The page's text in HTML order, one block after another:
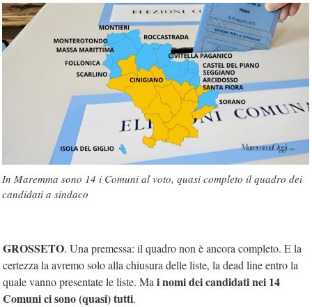
In Maremma sono 14 i Comuni al voto, quasi completo il quadro dei
candidati a sindaco
GROSSETO. Una premessa: il quadro non è ancora completo. E la
certezza la avremo solo alla chiusura delle liste, la dead line entro la
quale vanno presentate le liste. Ma i nomi dei candidati nei 14
Comuni ci sono (quasi) tutti.